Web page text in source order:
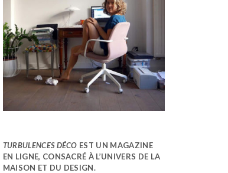
TURBULENCES DÉCO EST UN MAGAZINE
EN LIGNE, CONSACRÉ À L’UNIVERS DE LA
MAISON ET DU DESIGN.